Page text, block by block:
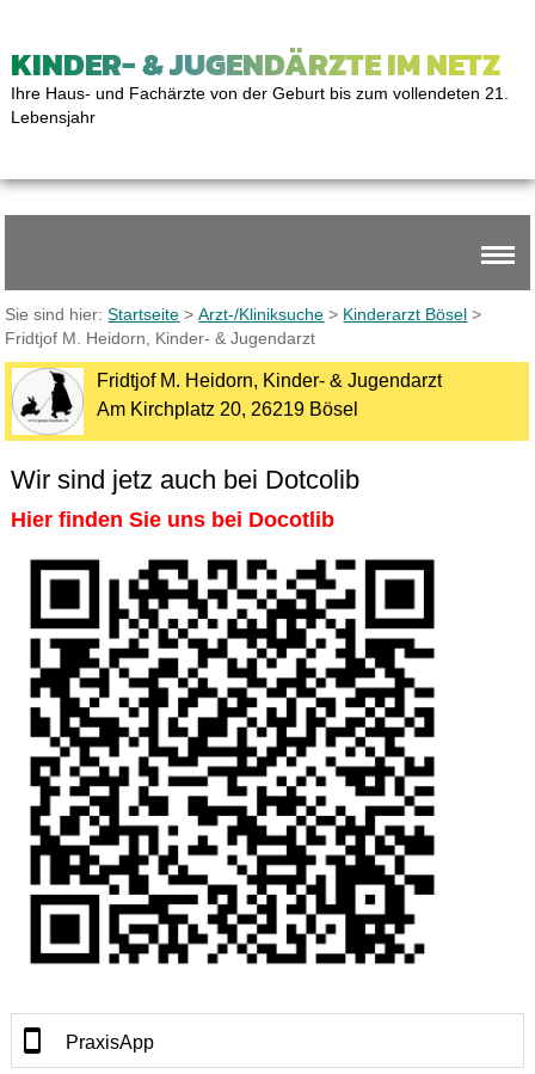
KINDER- & JUGENDÄRZTE IM NETZ
Ihre Haus- und Fachärzte von der Geburt bis zum vollendeten 21.
Lebensjahr
Sie sind hier:Startseite >Arzt-/Kliniksuche > Kinderarzt Bösel >
Fridtjof M. Heidorn, Kinder- & Jugendarzt
Fridtjof M. Heidorn, Kinder- & Jugendarzt
Am Kirchplatz 20, 26219 Bösel
Wir sind jetz auch bei Dotcolib
Hier finden Sie uns bei Docotlib
PraxisApp